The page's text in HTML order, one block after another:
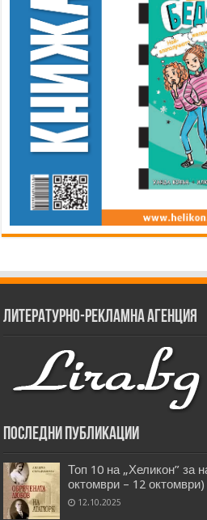
Литературно-рекламна агенция
Последни публикации
Топ 10 на „Хеликон” за
октомври – 12 октомври)
12.10.2025